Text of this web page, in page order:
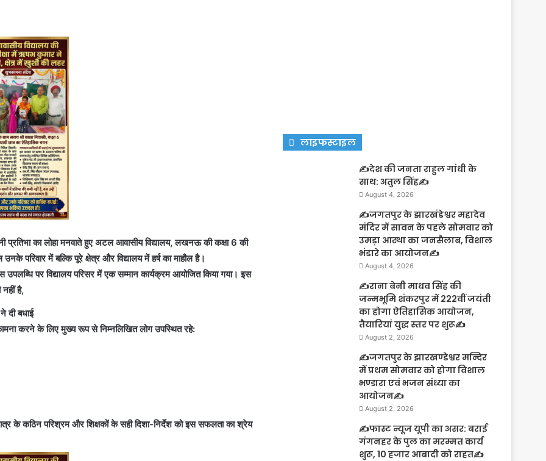
का लोहा मनवाते हुए अटल आवासीय विद्यालय, लखनऊ की कक्षा 6 की
परिवार में बल्कि पूरे क्षेत्र और विद्यालय में हर्ष का माहौल है।
पर विद्यालय परिसर में एक सम्मान कार्यक्रम आयोजित किया गया। इस
है,
दी बधाई
करने के लिए मुख्य रूप से निम्नलिखित लोग उपस्थित रहे:
के कठिन परिश्रम और शिक्षकों के सही दिशा-निर्देश को इस सफलता का श्रेय
लाइफस्टाइल
✍️देश की जनता राहुल गांधी के
साथ: अतुल सिंह✍️
August 4, 2026
✍️जगतपुर के झारखंडेश्वर महादेव
मंदिर में सावन के पहले सोमवार को
उमड़ा आस्था का जनसैलाब, विशाल
भंडारे का आयोजन✍️
August 4, 2026
✍️राना बेनी माधव सिंह की
जन्मभूमि शंकरपुर में 222वीं जयंती
का होगा ऐतिहासिक आयोजन,
तैयारियां युद्ध स्तर पर शुरू✍️
August 2, 2026
✍️जगतपुर के झारखण्डेश्वर मन्दिर
में प्रथम सोमवार को होगा विशाल
भण्डारा एवं भजन संध्या का
आयोजन✍️
August 2, 2026
✍️फास्ट न्यूज यूपी का असर: बराई
गंगनहर के पुल का मरम्मत कार्य
शुरू, 10 हजार आबादी को राहत✍️